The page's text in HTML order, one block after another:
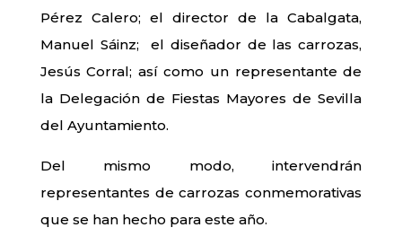
Pérez Calero; el director de la Cabalgata,
Manuel Sáinz; el diseñador de las carrozas,
Jesús Corral; así como un representante de
la Delegación de Fiestas Mayores de Sevilla
del Ayuntamiento.
Del mismo modo, intervendrán
representantes de carrozas conmemorativas
que se han hecho para este año.